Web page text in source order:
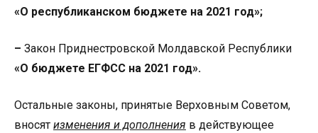
«О республиканском бюджете на 2021 год»;
– Закон Приднестровской Молдавской Республики
«О бюджете ЕГФСС на 2021 год».
Остальные законы, принятые Верховным Советом,
вносят изменения и дополнения в действующее